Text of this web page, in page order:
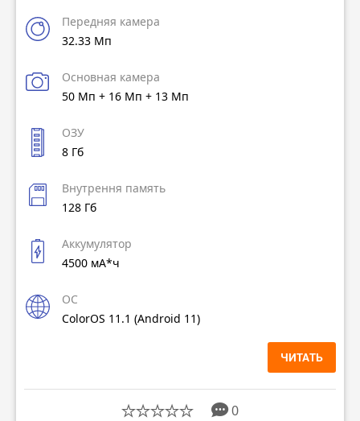
Передняя камера
32.33 Мп
Основная камера
50 Мп + 16 Мп + 13 Мп
ОЗУ
8 Гб
Внутрення память
128 Гб
Аккумулятор
4500 мА*ч
ОС
ColorOS 11.1 (Android 11)
ЧИТАТЬ
0